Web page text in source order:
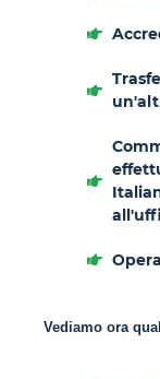
Vediamo ora